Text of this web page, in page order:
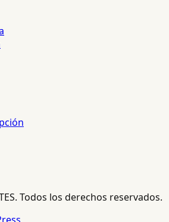
Todos los derechos reservados.